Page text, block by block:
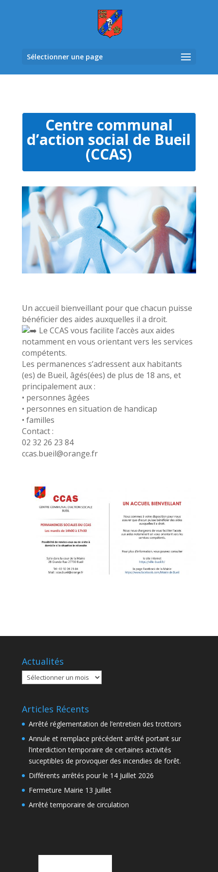
Sélectionner une page
Centre communal
d’action social de Bueil
(CCAS)
Un accueil bienveillant pour que chacun puisse
bénéficier des aides auxquelles il a droit.
Le CCAS vous facilite l’accès aux aides
notamment en vous orientant vers les services
compétents.
Les permanences s’adressent aux habitants
(es) de Bueil, âgés(ées) de plus de 18 ans, et
principalement aux :
• personnes âgées
• personnes en situation de handicap
• familles
Contact :
02 32 26 23 84
ccas.bueil@orange.fr
Actualités
Actualités
Articles Récents
Arrêté réglementation de l’entretien des trottoirs
Annule et remplace précédent arrêté portant sur
l’interdiction temporaire de certaines activités
suceptibles de provoquer des incendies de forêt.
Différents arrêtés pour le 14 Juillet 2026
Fermeture Mairie 13 Juillet
Arrêté temporaire de circulation